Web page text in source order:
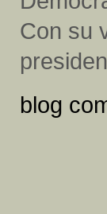
Con su
blog